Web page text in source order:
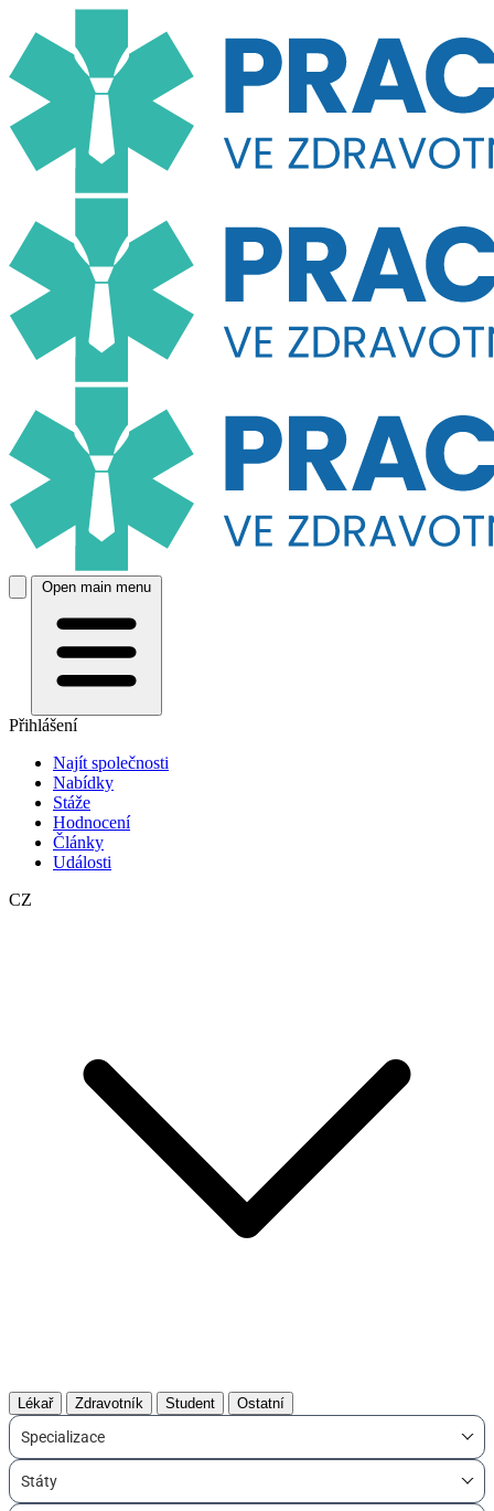
Open main menu
Přihlášení
Najít společnosti
Nabídky
Stáže
Hodnocení
Články
Události
CZ
Lékař Zdravotník Student Ostatní
Specializace
Státy